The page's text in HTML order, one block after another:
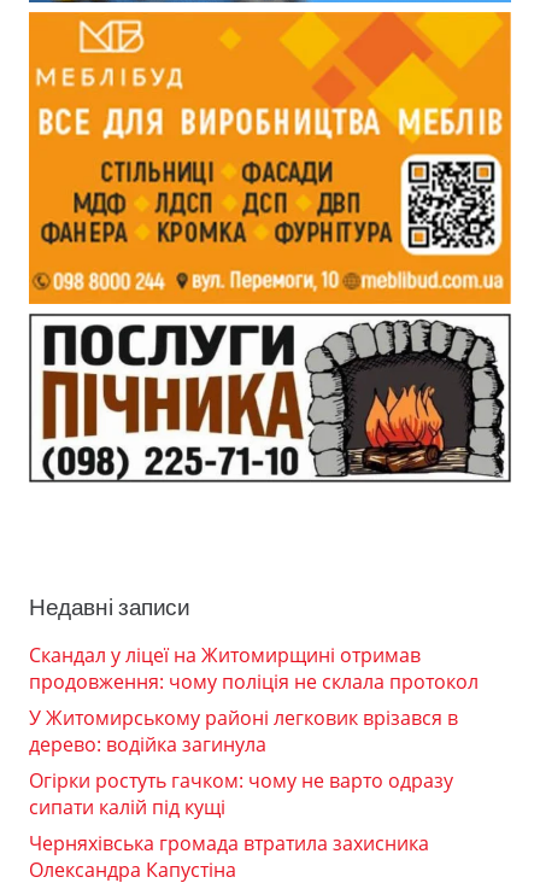
Недавні записи
Скандал у ліцеї на Житомирщині отримав
продовження: чому поліція не склала протокол
У Житомирському районі легковик врізався в
дерево: водійка загинула
Огірки ростуть гачком: чому не варто одразу
сипати калій під кущі
Черняхівська громада втратила захисника
Олександра Капустіна